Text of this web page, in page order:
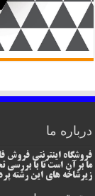
درباره ما
ما برآن است تا با
زیرشاخه های این رشته